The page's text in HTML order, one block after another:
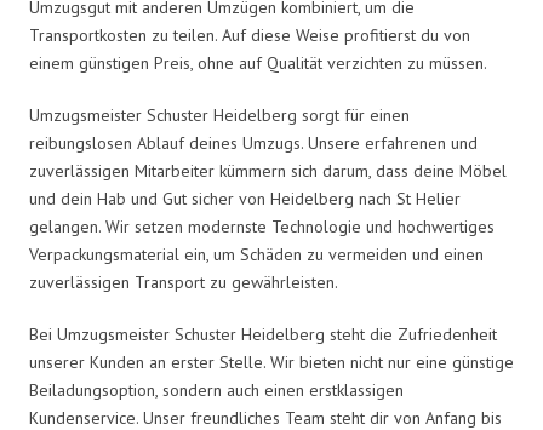
Umzugsgut mit anderen Umzügen kombiniert, um die
Transportkosten zu teilen. Auf diese Weise profitierst du von
einem günstigen Preis, ohne auf Qualität verzichten zu müssen.
Umzugsmeister Schuster Heidelberg sorgt für einen
reibungslosen Ablauf deines Umzugs. Unsere erfahrenen und
zuverlässigen Mitarbeiter kümmern sich darum, dass deine Möbel
und dein Hab und Gut sicher von Heidelberg nach St Helier
gelangen. Wir setzen modernste Technologie und hochwertiges
Verpackungsmaterial ein, um Schäden zu vermeiden und einen
zuverlässigen Transport zu gewährleisten.
Bei Umzugsmeister Schuster Heidelberg steht die Zufriedenheit
unserer Kunden an erster Stelle. Wir bieten nicht nur eine günstige
Beiladungsoption, sondern auch einen erstklassigen
Kundenservice. Unser freundliches Team steht dir von Anfang bis